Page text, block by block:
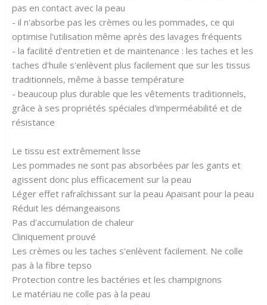
pas en contact avec la peau
- il n'absorbe pas les crèmes ou les pommades, ce qui
optimise l'utilisation même après des lavages fréquents
- la facilité d'entretien et de maintenance : les taches et les
taches d'huile s'enlèvent plus facilement que sur les tissus
traditionnels, même à basse température
- beaucoup plus durable que les vêtements traditionnels,
grâce à ses propriétés spéciales d'imperméabilité et de
résistance
Le tissu est extrêmement lisse
Les pommades ne sont pas absorbées par les gants et
agissent donc plus efficacement sur la peau
Léger effet rafraîchissant sur la peau Apaisant pour la peau
Réduit les démangeaisons
Pas d'accumulation de chaleur
Cliniquement prouvé
Les crèmes ou les taches s'enlèvent facilement. Ne colle
pas à la fibre tepso
Protection contre les bactéries et les champignons
Le matériau ne colle pas à la peau